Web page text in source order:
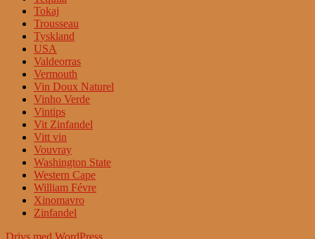
Tokaj
Trousseau
Tyskland
USA
Valdeorras
Vermouth
Vin Doux Naturel
Vinho Verde
Vintips
Vit Zinfandel
Vitt vin
Vouvray
Washington State
Western Cape
William Févre
Xinomavro
Zinfandel
Drivs med WordPress